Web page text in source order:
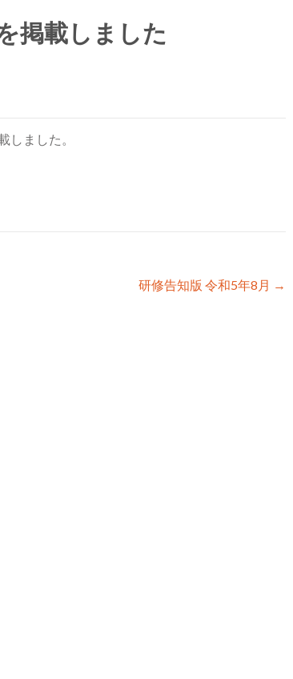
掲載しました
ました。
研修告知版 令和5年8月 →